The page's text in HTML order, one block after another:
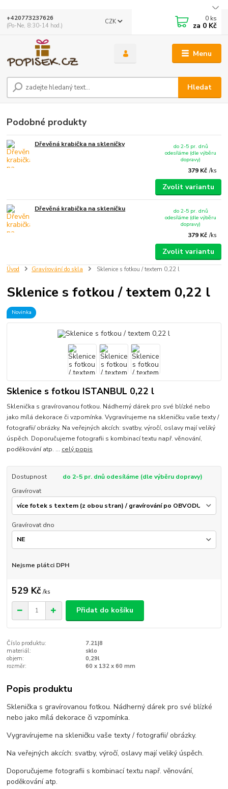
Menu
CZK
Hledat
+420773237626
(Po-Ne, 8:30-14 hod.)
0 ks
za 0 Kč
Úvod Gravírování do skla Sklenice s fotkou / textem 0,22 l
Sklenice s fotkou / textem 0,22 l
Novinka
Sklenice s fotkou ISTANBUL 0,22 l
Sklenička s gravírovanou fotkou. Nádherný dárek pro své blízké nebo
jako mílá dekorace či vzpomínka. Vygravírujeme na skleničku vaše texty /
fotografii/ obrázky. Na veřejných akcích: svatby, výročí, oslavy mají veliký
úspěch. Doporučujeme fotografii s kombinací textu např. věnování,
poděkování atp. ... celý popis
Dostupnost
do 2-5 pr. dnů odesíláme (dle výběru dopravy)
Gravírovat
Gravírovat dno
Nejsme plátci DPH
529 Kč /ks
Přidat do košíku
Číslo produktu:
7.21|8
materiál:
sklo
objem:
0,29l
rozměr:
60 x 132 x 60 mm
Podobné produkty
Dřevěná krabička na skleničky
379 Kč /ks
do 2-5 pr. dnů
odesíláme (dle výběru
dopravy)
Zvolit variantu
Dřevěná krabička na skleničku
379 Kč /ks
do 2-5 pr. dnů
odesíláme (dle výběru
dopravy)
Zvolit variantu
Popis produktu
Sklenička s gravírovanou fotkou. Nádherný dárek pro své blízké
nebo jako mílá dekorace či vzpomínka.
Vygravírujeme na skleničku vaše texty / fotografii/ obrázky.
Na veřejných akcích: svatby, výročí, oslavy mají veliký úspěch.
Doporučujeme fotografii s kombinací textu např. věnování,
poděkování atp.